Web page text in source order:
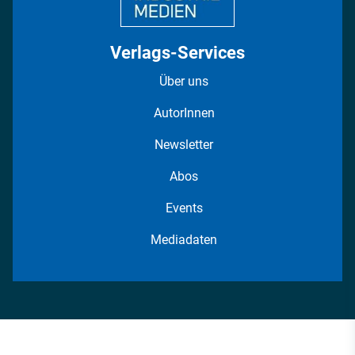
Verlags-Services
Über uns
AutorInnen
Newsletter
Abos
Events
Mediadaten